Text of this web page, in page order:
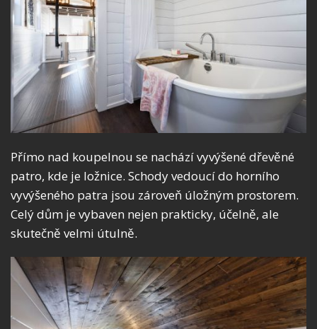
Přímo nad koupelnou se nachází vyvýšené dřevěné
patro, kde je ložnice. Schody vedoucí do horního
vyvýšeného patra jsou zároveň úložným prostorem.
Celý dům je vybaven nejen prakticky, účelně, ale
skutečně velmi útulně.